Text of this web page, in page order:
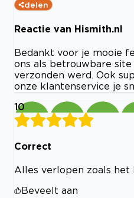
delen
Reactie van Hismith.nl
Bedankt voor je mooie
ons als betrouwbare
verzonden werd. Ook
onze klantenservice je
10
Correct
Alles verlopen zoals het
Beveelt aan